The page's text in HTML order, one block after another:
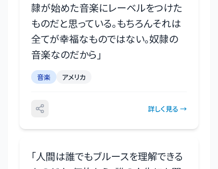
隷が始めた音楽にレーベルをつけた
ものだと思っている。もちろんそれは
全てが幸福なものではない。奴隷の
音楽なのだから 」
音楽 アメリカ
詳しく見る →
「人間は誰でもブルースを理解できる